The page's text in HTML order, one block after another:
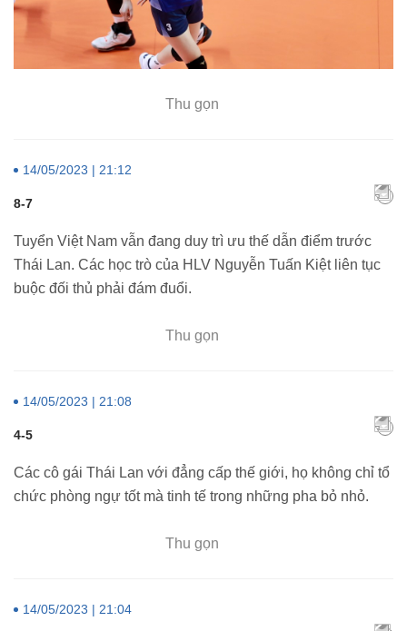
Thu gọn
14/05/2023 | 21:12
8-7
Tuyển Việt Nam vẫn đang duy trì ưu thế dẫn điểm trước
Thái Lan. Các học trò của HLV Nguyễn Tuấn Kiệt liên tục
buộc đối thủ phải đám đuổi.
Thu gọn
14/05/2023 | 21:08
4-5
Các cô gái Thái Lan với đẳng cấp thế giới, họ không chỉ tổ
chức phòng ngự tốt mà tinh tế trong những pha bỏ nhỏ.
Thu gọn
14/05/2023 | 21:04